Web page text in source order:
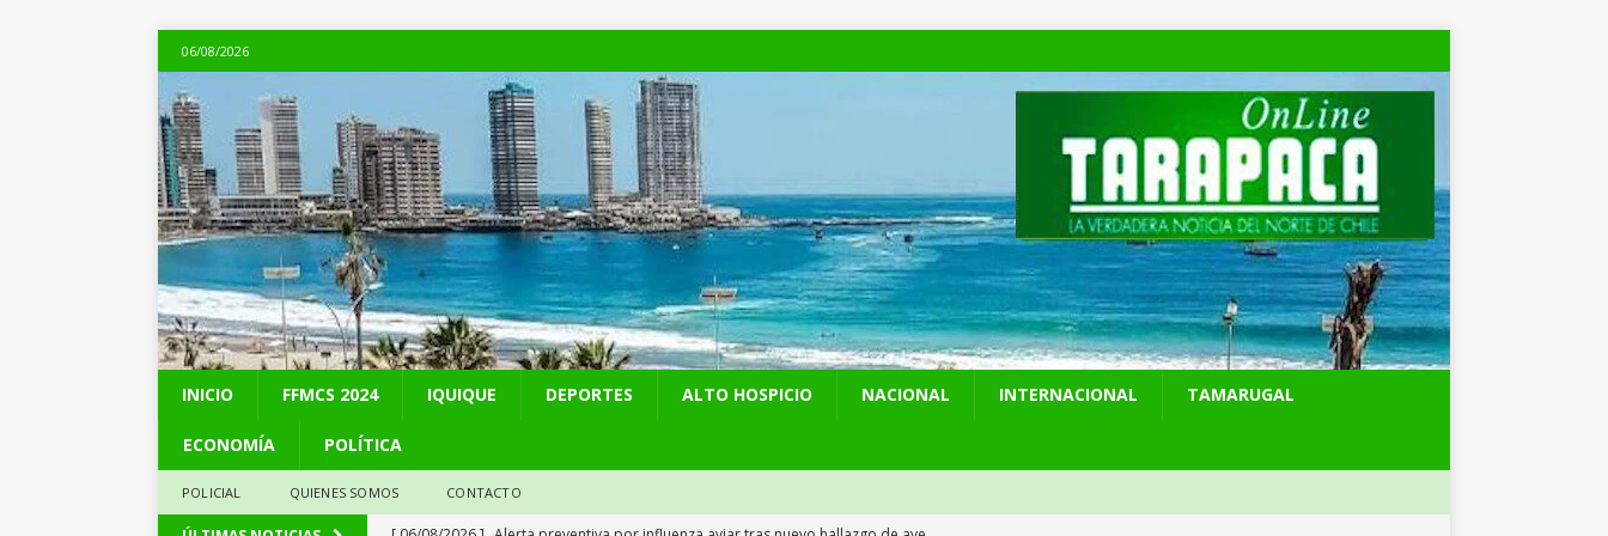
06/08/2026
INICIO FFMCS 2024 IQUIQUE DEPORTES ALTO HOSPICIO NACIONAL INTERNACIONAL TAMARUGAL
ECONOMÍA POLÍTICA
POLICIAL QUIENES SOMOS CONTACTO